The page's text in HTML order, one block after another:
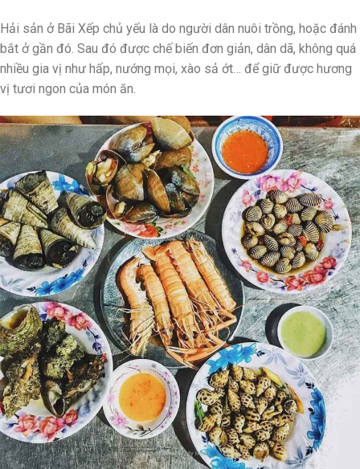
Hải sản ở Bãi Xếp chủ yếu là do người dân nuôi trồng, hoặc đánh
bắt ở gần đó. Sau đó được chế biến đơn giản, dân dã, không quá
nhiều gia vị như hấp, nướng mọi, xào sả ớt… để giữ được hương
vị tươi ngon của món ăn.